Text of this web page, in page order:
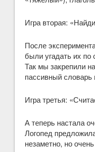
Игра вторая:
После
были угадать их по
Так мы закрепили
пассивный словарь
Игра третья:
А теперь настала
Логопед
незаметно, но